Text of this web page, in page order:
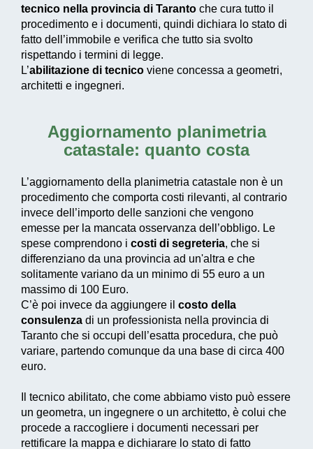
tecnico nella provincia di Taranto che cura tutto il
procedimento e i documenti, quindi dichiara lo stato di
fatto dell’immobile e verifica che tutto sia svolto
rispettando i termini di legge.
L’abilitazione di tecnico viene concessa a geometri,
architetti e ingegneri.
Aggiornamento planimetria
catastale: quanto costa
L’aggiornamento della planimetria catastale non è un
procedimento che comporta costi rilevanti, al contrario
invece dell’importo delle sanzioni che vengono
emesse per la mancata osservanza dell’obbligo. Le
spese comprendono i costi di segreteria, che si
differenziano da una provincia ad un'altra e che
solitamente variano da un minimo di 55 euro a un
massimo di 100 Euro.
C’è poi invece da aggiungere il costo della
consulenza di un professionista nella provincia di
Taranto che si occupi dell’esatta procedura, che può
variare, partendo comunque da una base di circa 400
euro.
Il tecnico abilitato, che come abbiamo visto può essere
un geometra, un ingegnere o un architetto, è colui che
procede a raccogliere i documenti necessari per
rettificare la mappa e dichiarare lo stato di fatto